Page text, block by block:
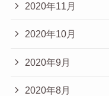
2020年11月
2020年10月
2020年9月
2020年8月